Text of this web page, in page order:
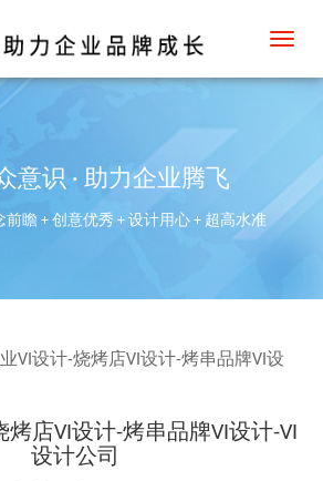
意识 · 助力企业腾飞
前瞻 + 创意优秀 + 设计用心 + 超高水准
VI设计-烧烤店VI设计-烤串品牌VI设
烤店VI设计-烤串品牌VI设计-VI
设计公司